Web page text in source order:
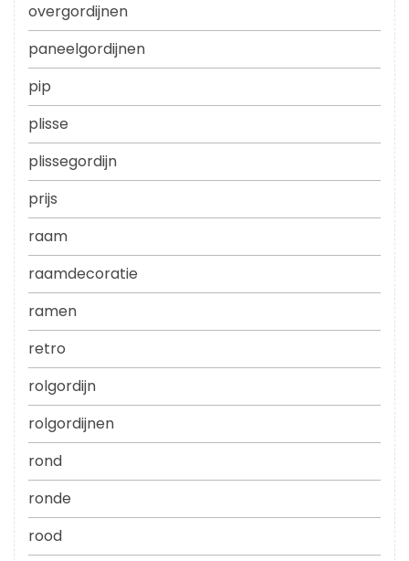
overgordijnen
paneelgordijnen
pip
plisse
plissegordijn
prijs
raam
raamdecoratie
ramen
retro
rolgordijn
rolgordijnen
rond
ronde
rood